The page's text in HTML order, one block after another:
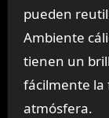
pueden
Ambiente
tienen un
fácilmente la
atmósfera.